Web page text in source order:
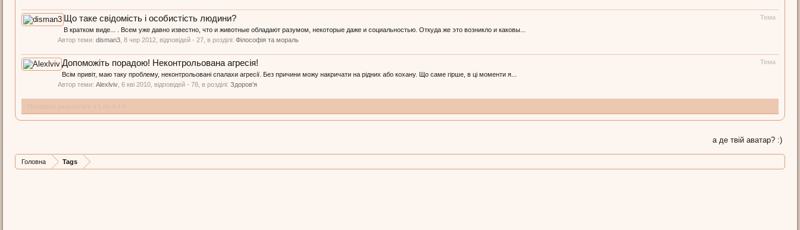
Тема
Що таке свідомість і особистість людини?
В кратком виде... . Всем уже давно известно, что и животные обладают разумом, некоторые даже и социальностью. Откуда же это возникло и каковы...
Автор теми: disman3 8 чер 2012 , відповідей - 27, в розділі: Філософія та мораль
Тема
Допоможіть порадою! Неконтрольована агресія!
Всім привіт, маю таку проблему, неконтрольовані спалахи агресії. Без причини можу накричати на рідних або кохану. Що саме гірше, в ці моменти я...
Автор теми: Alexlviv 6 кві 2010 , відповідей - 78, в розділі: Здоров'я
а де твій аватар? :)
Головна Tags